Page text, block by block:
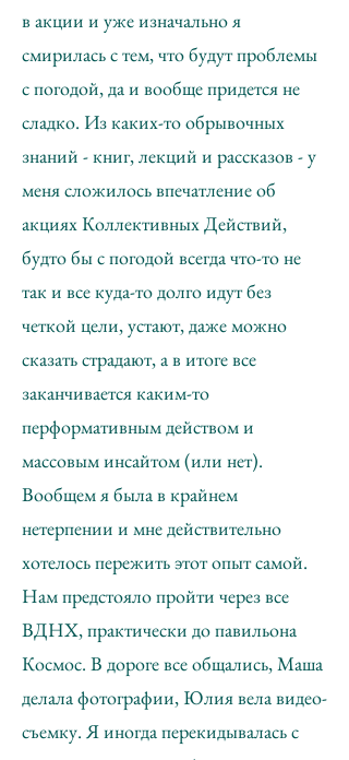
в акции и уже изначально я
смирилась с тем, что будут проблемы
с погодой, да и вообще придется не
сладко. Из каких-то обрывочных
знаний - книг, лекций и рассказов - у
меня сложилось впечатление об
акциях Коллективных Действий,
будто бы с погодой всегда что-то не
так и все куда-то долго идут без
четкой цели, устают, даже можно
сказать страдают, а в итоге все
заканчивается каким-то
перформативным действом и
массовым инсайтом (или нет).
Вообщем я была в крайнем
нетерпении и мне действительно
хотелось пережить этот опыт самой.
Нам предстояло пройти через все
ВДНХ, практически до павильона
Космос. В дороге все общались, Маша
делала фотографии, Юлия вела видео-
съемку. Я иногда перекидывалась с